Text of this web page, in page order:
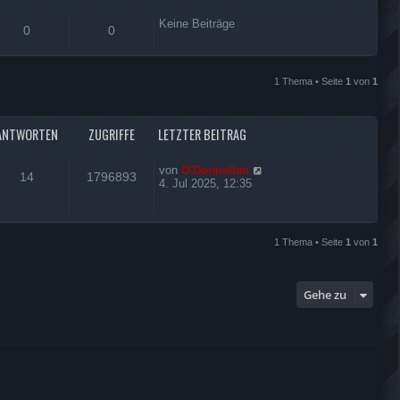
0 0 Keine Beiträge
1 Thema • Seite 1 von 1
ZUGRIFFE LETZTER BEITRAG
14 1796893 von O'Donnellan
4. Jul 2025, 12:35
1 Thema • Seite 1 von 1
Gehe zu